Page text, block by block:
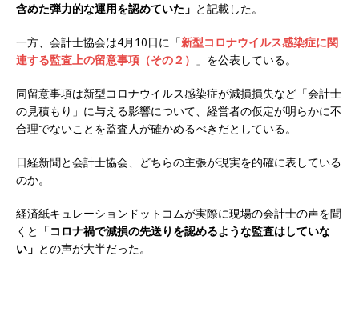
含めた弾力的な運用を認めていた」 と記載した。
一方、会計士協会は4月10日に「新型コロナウイルス感染症に関
連する監査上の留意事項（その２）
」を公表している。
同留意事項は新型コロナウイルス感染症が減損損失など「会計士
の見積もり」に与える影響について、経営者の仮定が明らかに不
合理でないことを監査人が確かめるべきだとしている。
日経新聞と会計士協会、どちらの主張が現実を的確に表している
のか。
経済紙キュレーションドットコムが実際に現場の会計士の声を聞
くと 「コロナ禍で減損の先送りを認めるような監査はしていな
い」 との声が大半だった。